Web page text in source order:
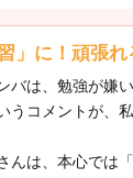
」に！頑張
バは、勉強が嫌
うコメントが、
んは、本心では